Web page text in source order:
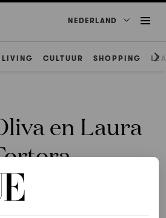
NEDERLAND
LIVING CULTUUR SHOPPING
en Laura